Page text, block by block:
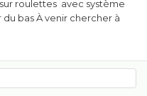
roulettes avec système
bas À venir chercher à